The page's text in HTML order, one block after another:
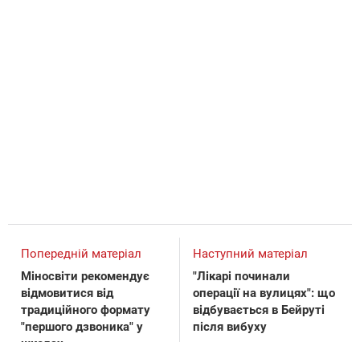
Попередній матеріал
Міносвіти рекомендує
відмовитися від
традиційного формату
"першого дзвоника" у
Наступний матеріал
"Лікарі починали
операції на вулицях": що
відбувається в Бейруті
після вибуху